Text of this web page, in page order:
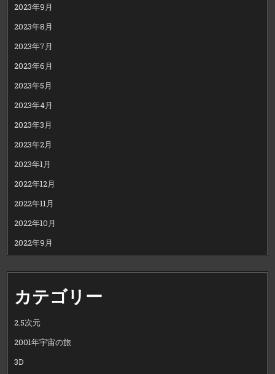
2023年9月
2023年8月
2023年7月
2023年6月
2023年5月
2023年4月
2023年3月
2023年2月
2023年1月
2022年12月
2022年11月
2022年10月
2022年9月
カテゴリー
2.5次元
2001年宇宙の旅
3D